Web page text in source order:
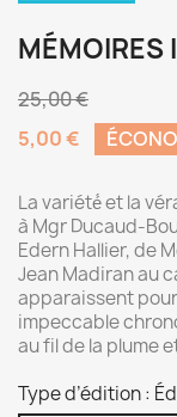
MÉMOIRES
25,00 €
5,00 €
La variété́ et la
à Mgr Ducaud-
Edern Hallier, de
Jean Madiran au
apparaissent
impeccable
au fil de la plume
Type d’édition :